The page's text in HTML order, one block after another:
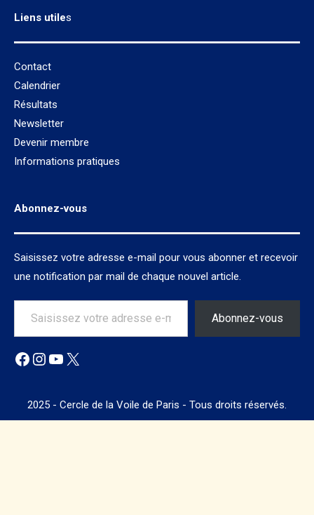
Liens utiles
Contact
Calendrier
Résultats
Newsletter
Devenir membre
Informations pratiques
Abonnez-vous
Saisissez votre adresse e-mail pour vous abonner et recevoir
une notification par mail de chaque nouvel article.
Saisissez votre adresse e-mail…
Abonnez-vous
Facebook
Instagram
YouTube
X
2025 - Cercle de la Voile de Paris - Tous droits réservés.